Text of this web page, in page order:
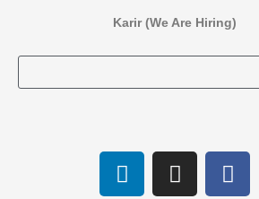
Karir (We Are Hiring)
L
i
I
n
F
a